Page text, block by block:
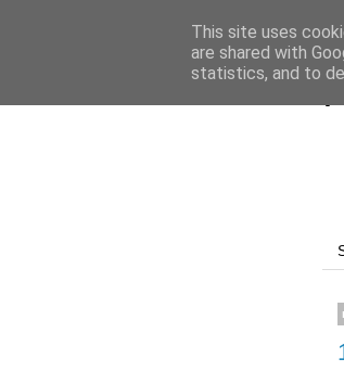
This site uses
are shared with
statistics, and to